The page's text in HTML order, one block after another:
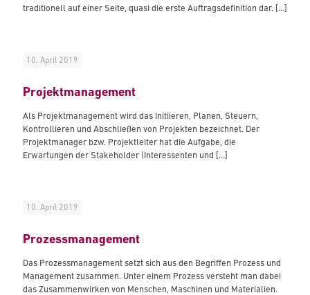
traditionell auf einer Seite, quasi die erste Auftragsdefinition dar. […]
10. April 2019
Projektmanagement
Als Projektmanagement wird das Initiieren, Planen, Steuern,
Kontrollieren und Abschließen von Projekten bezeichnet. Der
Projektmanager bzw. Projektleiter hat die Aufgabe, die
Erwartungen der Stakeholder (Interessenten und […]
10. April 2019
Prozessmanagement
Das Prozessmanagement setzt sich aus den Begriffen Prozess und
Management zusammen. Unter einem Prozess versteht man dabei
das Zusammenwirken von Menschen, Maschinen und Materialien.